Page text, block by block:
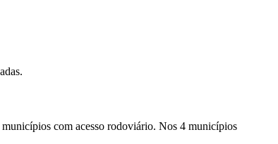
com acesso rodoviário. Nos 4 municípios